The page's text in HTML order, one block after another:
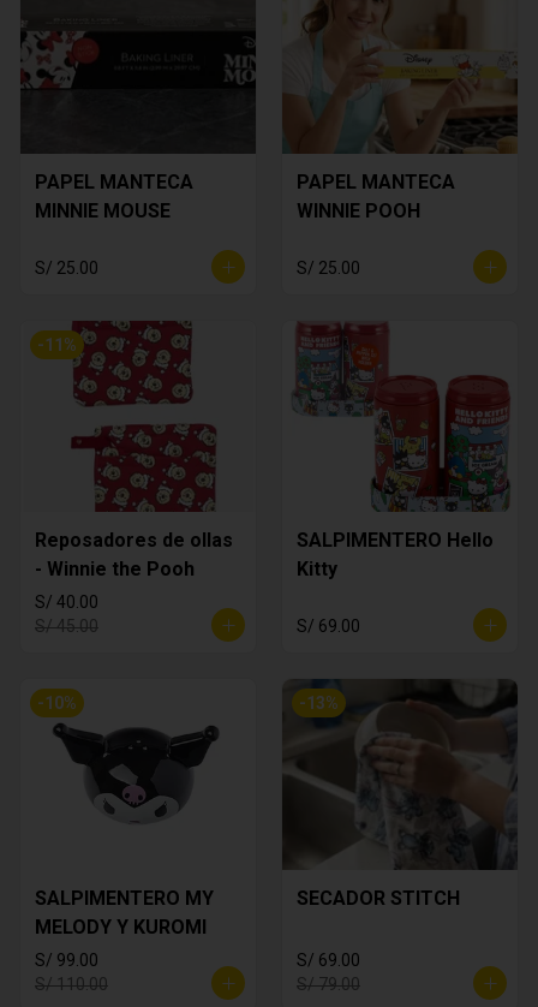
PAPEL MANTECA
MINNIE MOUSE
S/ 25.00
PAPEL MANTECA
WINNIE POOH
S/ 25.00
-11 %
Reposadores de ollas
- Winnie the Pooh
S/ 40.00
S/ 45.00
SALPIMENTERO Hello
Kitty
S/ 69.00
-10%
SALPIMENTERO MY
MELODY Y KUROMI
S/ 99.00
S/ 110.00
-13%
SECADOR STITCH
S/ 69.00
S/ 79.00